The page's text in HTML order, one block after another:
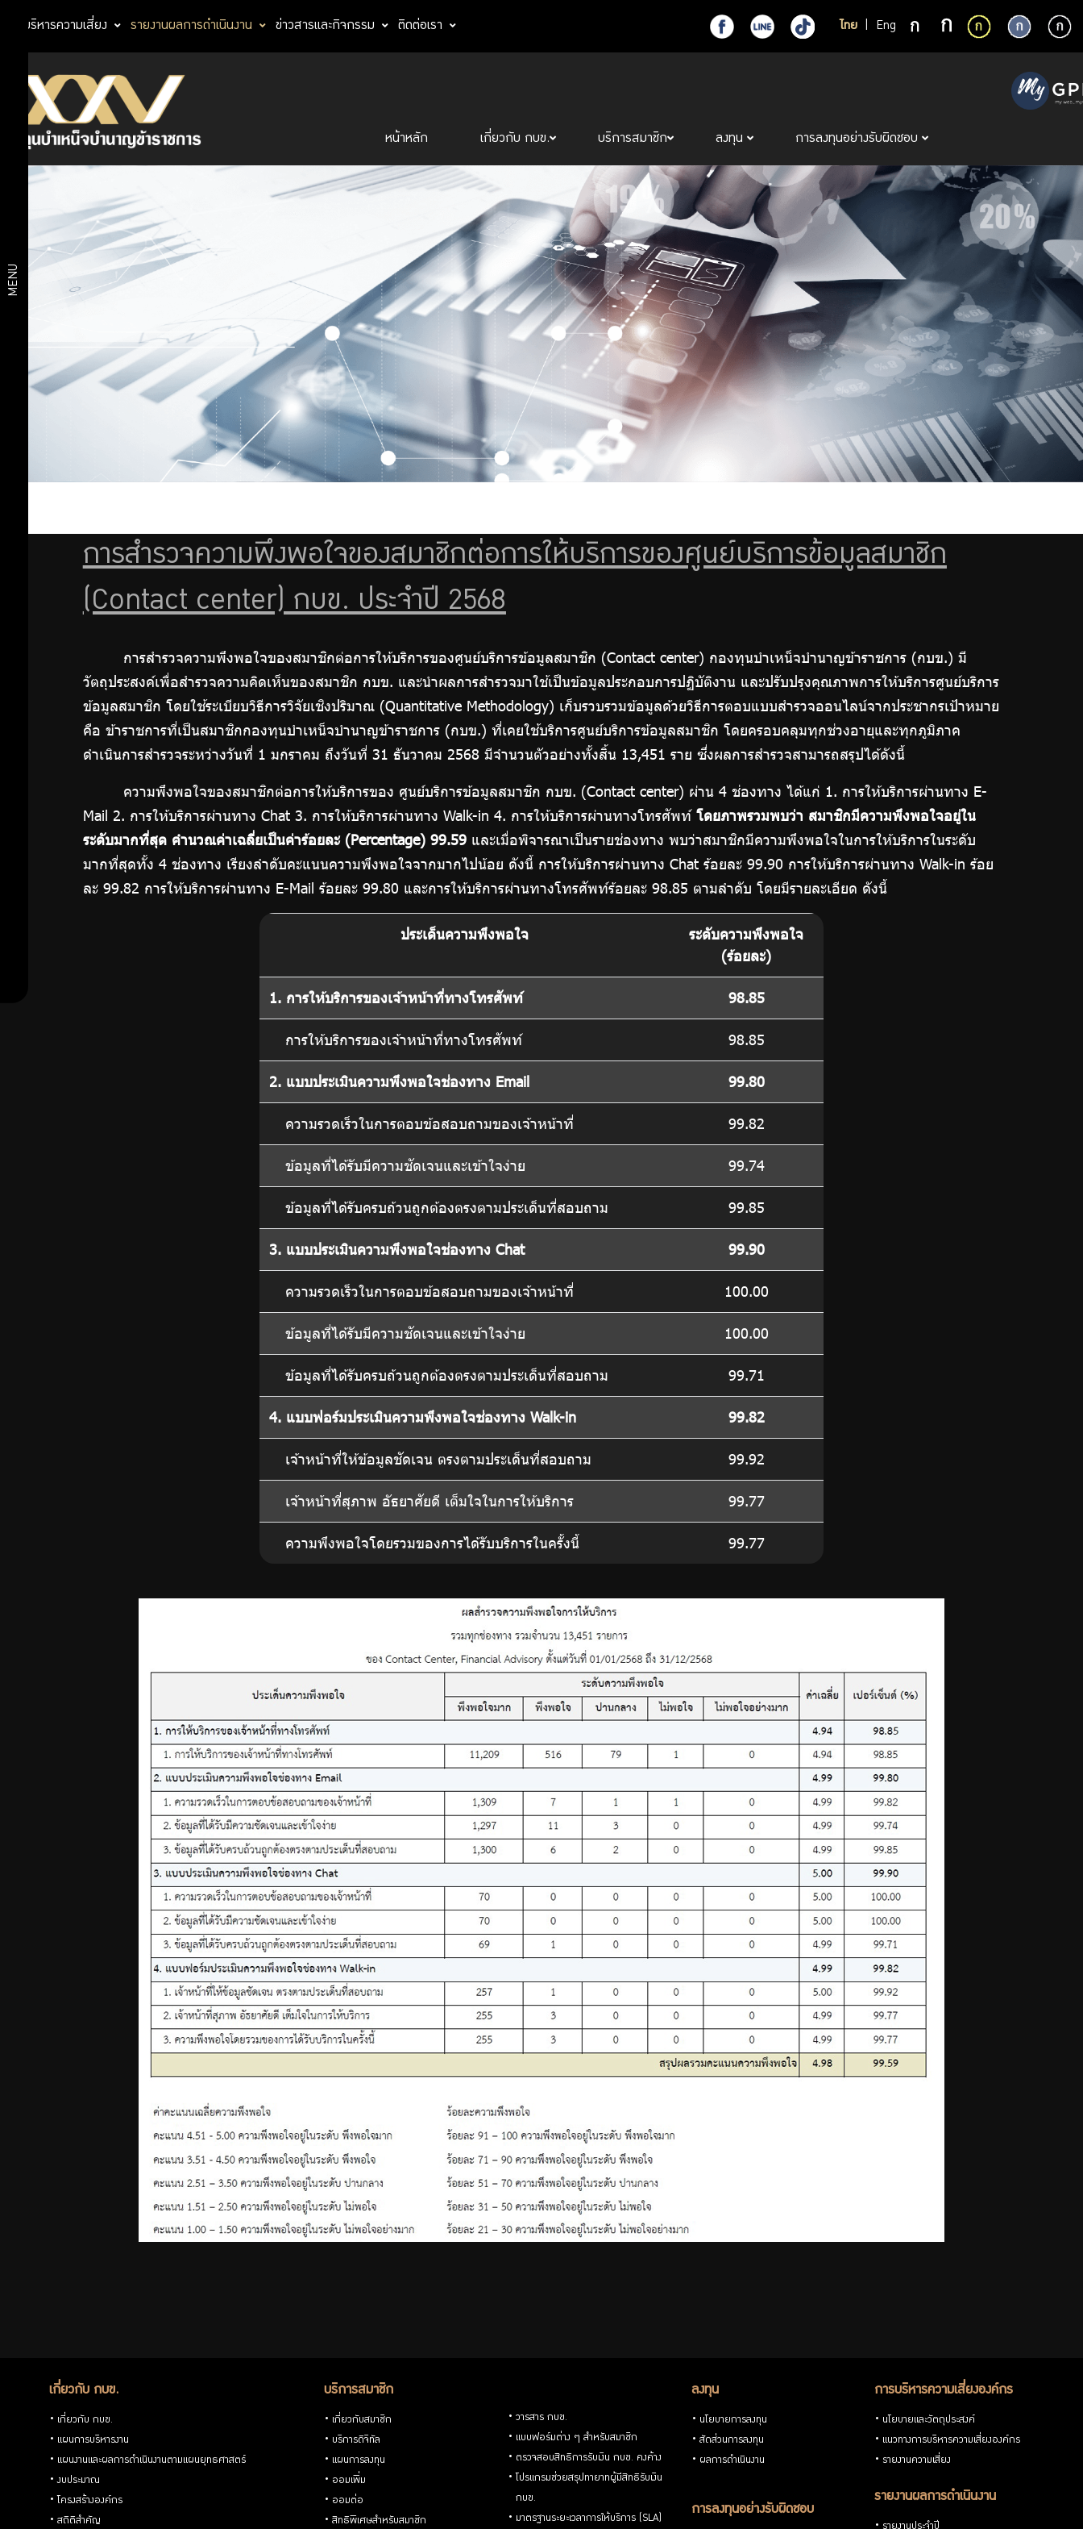
ไทย Eng
การบริหารความเสี่ยง รายงานผลการดำเนินงาน ข่าวสารและกิจกรรม ติดต่อเรา
หน้าหลัก เกี่ยวกับ กบข. บริการสมาชิก ลงทุน การลงทุนอย่างรับผิดชอบ
MENU
รายงาน
ประจำปี
งบ
ฐานะ
เงิน
ผู้ตรวจ
สอบ
การเงิน
ความ
ความ
พึง
พอใจ
บริการ
ของ
สมาชิก
กบข.
การสำรวจความพึงพอใจของสมาชิกต่อการให้บริการของศูนย์บริการข้อมูลสมาชิก
(Contact center) กบข. ประจำปี 2568
การสำรวจความพึงพอใจของสมาชิกต่อการให้บริการของศูนย์บริการข้อมูลสมาชิก (Contact center) กองทุนบำเหน็จบำนาญข้าราชการ (กบข.) มี
วัตถุประสงค์เพื่อสำรวจความคิดเห็นของสมาชิก กบข. และนำผลการสำรวจมาใช้เป็นข้อมูลประกอบการปฏิบัติงาน และปรับปรุงคุณภาพการให้บริการศูนย์บริการ
ข้อมูลสมาชิก โดยใช้ระเบียบวิธีการวิจัยเชิงปริมาณ (Quantitative Methodology) เก็บรวบรวมข้อมูลด้วยวิธีการตอบแบบสำรวจออนไลน์จากประชากรเป้าหมาย
คือ ข้าราชการที่เป็นสมาชิกกองทุนบำเหน็จบำนาญข้าราชการ (กบข.) ที่เคยใช้บริการศูนย์บริการข้อมูลสมาชิก โดยครอบคลุมทุกช่วงอายุและทุกภูมิภาค
ดำเนินการสำรวจระหว่างวันที่ 1 มกราคม ถึงวันที่ 31 ธันวาคม 2568 มีจำนวนตัวอย่างทั้งสิ้น 13,451 ราย ซึ่งผลการสำรวจสามารถสรุปได้ดังนี้
ความพึงพอใจของสมาชิกต่อการให้บริการของ ศูนย์บริการข้อมูลสมาชิก กบข. (Contact center) ผ่าน 4 ช่องทาง ได้แก่ 1. การให้บริการผ่านทาง E-
Mail 2. การให้บริการผ่านทาง Chat 3. การให้บริการผ่านทาง Walk-in 4. การให้บริการผ่านทางโทรศัพท์ โดยภาพรวมพบว่า สมาชิกมีความพึงพอใจอยู่ใน
ระดับมากที่สุด คำนวณค่าเฉลี่ยเป็นค่าร้อยละ (Percentage) 99.59และเมื่อพิจารณาเป็นรายช่องทาง พบว่าสมาชิกมีความพึงพอใจในการให้บริการในระดับ
มากที่สุดทั้ง 4 ช่องทาง เรียงลำดับคะแนนความพึงพอใจจากมากไปน้อย ดังนี้ การให้บริการผ่านทาง Chat ร้อยละ 99.90 การให้บริการผ่านทาง Walk-in ร้อย
ละ 99.82 การให้บริการผ่านทาง E-Mail ร้อยละ 99.80 และการให้บริการผ่านทางโทรศัพท์ร้อยละ 98.85 ตามลำดับ โดยมีรายละเอียด ดังนี้
ประเด็นความพึงพอใจ
ระดับความพึงพอใจ
(ร้อยละ)
1. การให้บริการของเจ้าหน้าที่ทางโทรศัพท์ 98.85
การให้บริการของเจ้าหน้าที่ทางโทรศัพท์ 98.85
2. แบบประเมินความพึงพอใจช่องทาง Email 99.80
ความรวดเร็วในการตอบข้อสอบถามของเจ้าหน้าที่ 99.82
ข้อมูลที่ได้รับมีความชัดเจนและเข้าใจง่าย 99.74
ข้อมูลที่ได้รับครบถ้วนถูกต้องตรงตามประเด็นที่สอบถาม 99.85
3. แบบประเมินความพึงพอใจช่องทาง Chat 99.90
ความรวดเร็วในการตอบข้อสอบถามของเจ้าหน้าที่ 100.00
ข้อมูลที่ได้รับมีความชัดเจนและเข้าใจง่าย 100.00
ข้อมูลที่ได้รับครบถ้วนถูกต้องตรงตามประเด็นที่สอบถาม 99.71
4. แบบฟอร์มประเมินความพึงพอใจช่องทาง Walk-in 99.82
เจ้าหน้าที่ให้ข้อมูลชัดเจน ตรงตามประเด็นที่สอบถาม 99.92
เจ้าหน้าที่สุภาพ อัธยาศัยดี เต็มใจในการให้บริการ 99.77
ความพึงพอใจโดยรวมของการได้รับบริการในครั้งนี้ 99.77
เกี่ยวกับ กบข.
เกี่ยวกับ กบข.
แผนการบริหารงาน
แผนงานและผลการดำเนินงานตามแผนยุทธศาสตร์
งบประมาณ
โครงสร้างองค์กร
สถิติสำคัญ
บริการสมาชิก
เกี่ยวกับสมาชิก
บริการดิจิทัล
แผนการลงทุน
ออมเพิ่ม
ออมต่อ
สิทธิพิเศษสำหรับสมาชิก
วารสาร กบข.
แบบฟอร์มต่าง ๆ สำหรับสมาชิก
ตรวจสอบสิทธิการรับเงิน กบข. คงค้าง
โปรแกรมช่วยสรุปทายาทผู้มีสิทธิรับเงิน
กบข.
มาตรฐานระยะเวลาการให้บริการ (SLA)
ลงทุน
นโยบายการลงทุน
สัดส่วนการลงทุน
ผลการดำเนินงาน
การลงทุนอย่างรับผิดชอบ
การบริหารความเสี่ยงองค์กร
นโยบายและวัตถุประสงค์
แนวทางการบริหารความเสี่ยงองค์กร
รายงานความเสี่ยง
รายงานผลการดำเนินงาน
รายงานประจำปี